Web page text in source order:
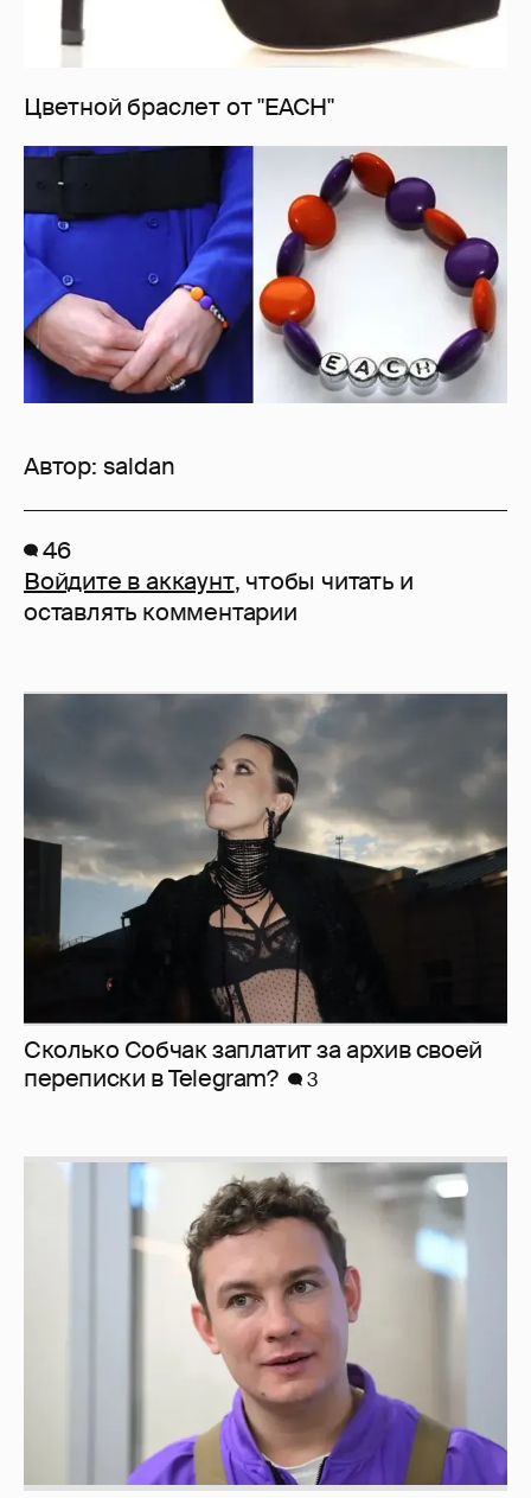
Цветной браслет от "EACH"
Автор: saldan
46
Войдите в аккаунт, чтобы читать и
оставлять комментарии
Сколько Собчак заплатит за архив своей
перeписки в Telegram?
3